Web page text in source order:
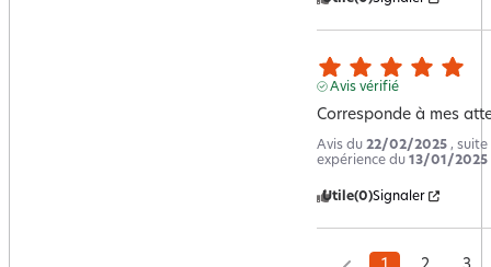
Avis vérifié
Corresponde à mes
Avis du 22/02/2025 , suite
expérience du 13/01/2025
Utile(0)Signaler